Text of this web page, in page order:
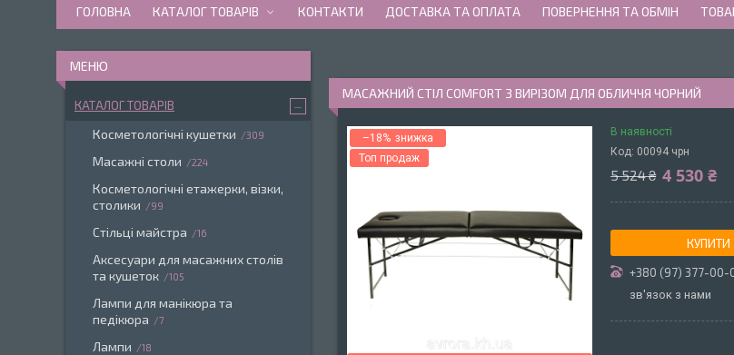
ГОЛОВНА КАТАЛОГ ТОВАРІВ КОНТАКТИ ДОСТАВКА ТА ОПЛАТА ПОВЕРНЕННЯ ТА ОБМІН
МАСАЖНИЙ СТІЛ COMFORT З ВИРІЗОМ ДЛЯ ОБЛИЧЧЯ ЧОРНИЙ
–18%
Топ продаж
В наявності
Код: 00094 чрн
5 524 ₴ 4 530 ₴
КУПИТИ
+380 (97) 377-00-
зв'язок з нами
КАТАЛОГ ТОВАРІВ
Косметологічні кушетки 309
Масажні столи 224
Косметологічні етажерки, візки,
столики
99
Стільці майстра 16
Аксесуари для масажних столів
та кушеток
105
Лампи для манікюра та
педікюра
7
Лампи 18